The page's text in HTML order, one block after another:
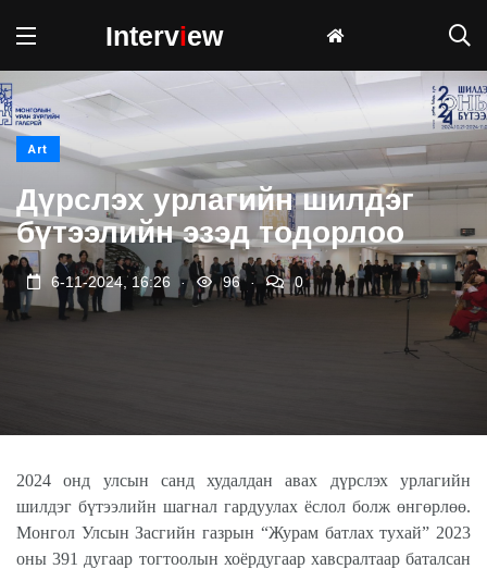
Interview
Art
Дүрслэх урлагийн шилдэг
бүтээлийн эзэд тодорлоо
6-11-2024, 16:26 . 96 . 0
2024 онд улсын санд худалдан авах дүрслэх урлагийн
шилдэг бүтээлийн шагнал гардуулах ёслол болж өнгөрлөө.
Монгол Улсын Засгийн газрын “Журам батлах тухай” 2023
оны 391 дугаар тогтоолын хоёрдугаар хавсралтаар баталсан